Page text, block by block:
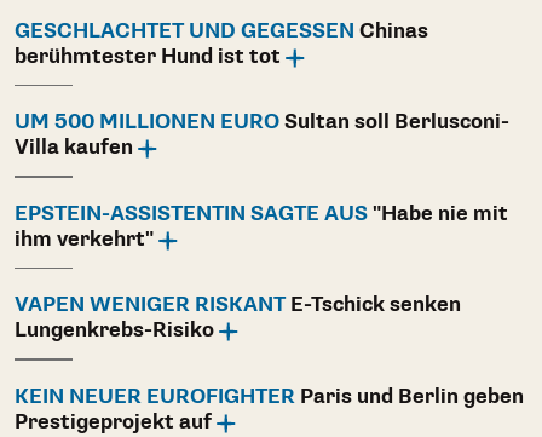
GESCHLACHTET UND GEGESSEN Chinas
berühmtester Hund ist tot
UM 500 MILLIONEN EURO Sultan soll Berlusconi-
Villa kaufen
EPSTEIN-ASSISTENTIN SAGTE AUS "Habe nie mit
ihm verkehrt"
VAPEN WENIGER RISKANTE-Tschick senken
Lungenkrebs-Risiko
KEIN NEUER EUROFIGHTER Paris und Berlin geben
Prestigeprojekt auf